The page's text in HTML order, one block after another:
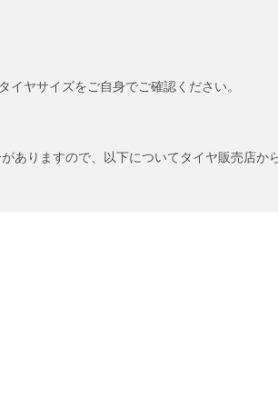
ヤサイズをご自身でご確認ください。
ありますので、以下についてタイヤ販売店か